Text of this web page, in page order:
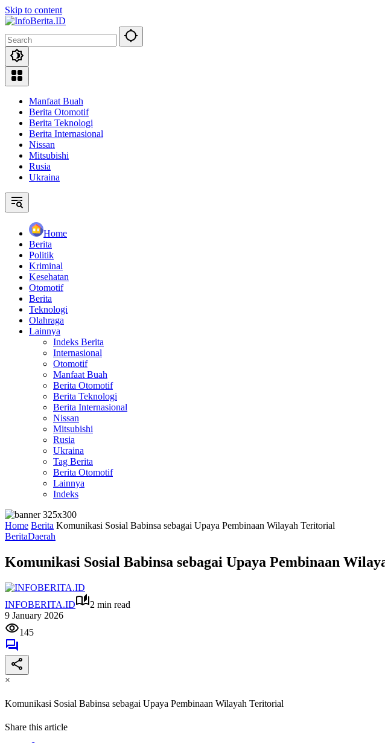
Skip to content
Manfaat Buah
Berita Otomotif
Berita Teknologi
Berita Internasional
Nissan
Mitsubishi
Rusia
Ukraina
Home
Berita
Politik
Kriminal
Kesehatan
Otomotif
Berita
Teknologi
Olahraga
Lainnya
Indeks Berita
Internasional
Otomotif
Manfaat Buah
Berita Otomotif
Berita Teknologi
Berita Internasional
Nissan
Mitsubishi
Rusia
Ukraina
Tag Berita
Berita Otomotif
Lainnya
Indeks
Home Berita Komunikasi Sosial Babinsa sebagai Upaya Pembinaan Wilayah Teritorial
BeritaDaerah
Komunikasi Sosial Babinsa sebagai Upaya Pembinaan
INFOBERITA.ID
2 min read
9 January 2026
145
×
Komunikasi Sosial Babinsa sebagai Upaya Pembinaan Wilayah Teritorial
Share this article